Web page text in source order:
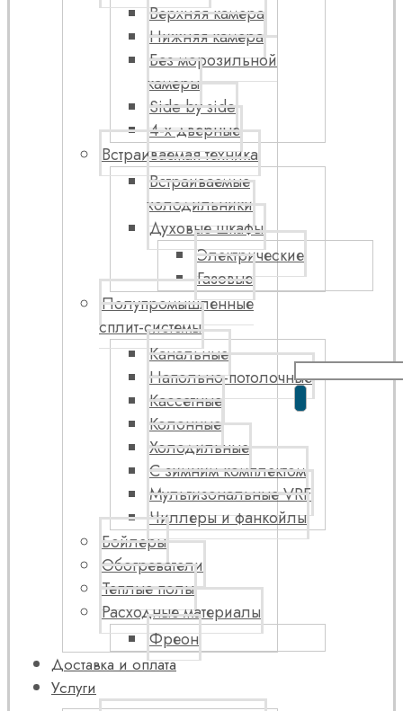
Верхняя камера
Нижняя камера
Без морозильной
камеры
Side by side
4-х дверные
Встраиваемая техника
Встраиваемые
холодильники
Духовые шкафы
Электрические
Газовые
Полупромышленные
сплит-системы
Канальные
Напольно-потолочные
Кассетные
Колонные
Холодильные
С зимним комплектом
Мультизональные VRF
Чиллеры и фанкойлы
Бойлеры
Обогреватели
Теплые полы
Расходные материалы
Фреон
Доставка и оплата
Услуги